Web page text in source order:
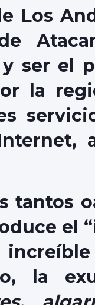
Los
ser el
la
el
la